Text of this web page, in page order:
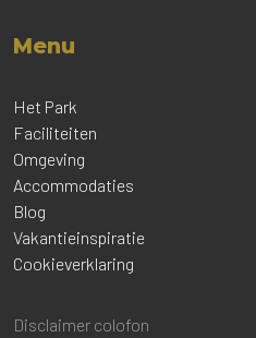
Menu
Het Park
Faciliteiten
Omgeving
Accommodaties
Blog
Vakantieinspiratie
Cookieverklaring
Disclaimer colofon